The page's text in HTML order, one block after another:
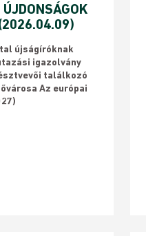
újságíróknak
igazolvány
találkozó
Az európai